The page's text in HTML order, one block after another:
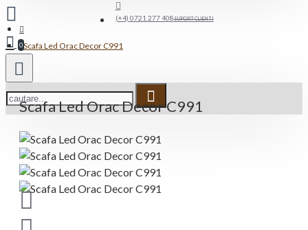
(+4) 0721 277 408SUPORT CLIENTI
0Scafa Led Orac Decor C991
Scafa Led Orac Decor C991